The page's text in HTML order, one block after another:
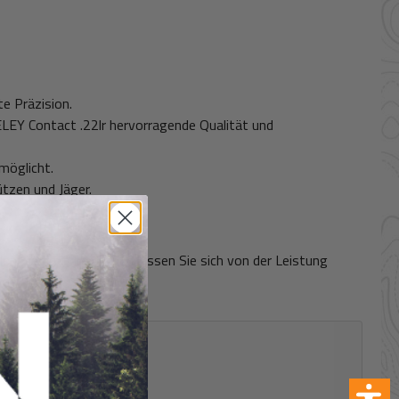
Präzision.
Contact .22lr hervorragende Qualität und
und Jäger.
Sie noch heute und lassen Sie sich von der Leistung